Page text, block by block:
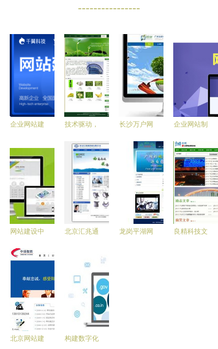
----------------
企业网站建
一文读懂价
格构成与选
择策略
技术驱动，
一站式高效
服务助力企
业数字化升
级
长沙万户网
环保科技网
站建设项
目，助力企
业数字化转
型新征程
企业网站制
题需要留意
网站建设中
核心内容
打造价值驱
动的在线品
牌体验
北京汇兆通
务引领建材
行业数字化
转型
龙岗平湖网
良精科技文
北京网站建
构建数字化